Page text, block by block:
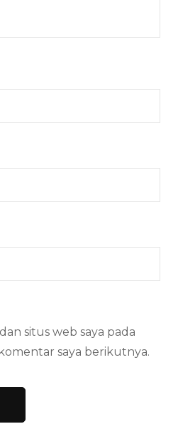
situs web saya pada
saya berikutnya.